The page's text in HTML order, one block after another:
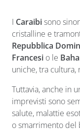
I Caraibisono
cristalline e
Repubblica
Francesi o le
uniche, tra cultura,
Tuttavia, anche in
imprevisti sono
salute, malattie
o smarrimento del